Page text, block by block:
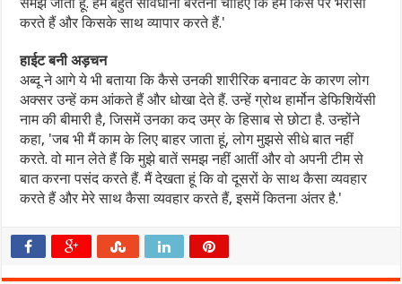
करते हैं और किसके साथ व्यापार करते हैं.'
हाईट बनी अड़चन
अब्दू ने आगे ये भी बताया कि कैसे उनकी शारीरिक बनावट के कारण लोग
अक्सर उन्हें कम आंकते हैं और धोखा देते हैं. उन्हें ग्रोथ हार्मोन डेफिशियेंसी
नाम की बीमारी है, जिसमें उनका कद उम्र के हिसाब से छोटा है. उन्होंने
कहा, 'जब भी मैं काम के लिए बाहर जाता हूं, लोग मुझसे सीधे बात नहीं
करते. वो मान लेते हैं कि मुझे बातें समझ नहीं आतीं और वो अपनी टीम से
बात करना पसंद करते हैं. मैं देखता हूं कि वो दूसरों के साथ कैसा व्यवहार
करते हैं और मेरे साथ कैसा व्यवहार करते हैं, इसमें कितना अंतर है.'